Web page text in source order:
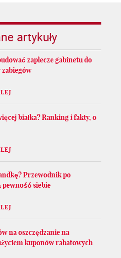
artykuły
zaplecze gabinetu do
białka? Ranking i fakty, o
Przewodnik po
siebie
na oszczędzanie na
kuponów rabatowych